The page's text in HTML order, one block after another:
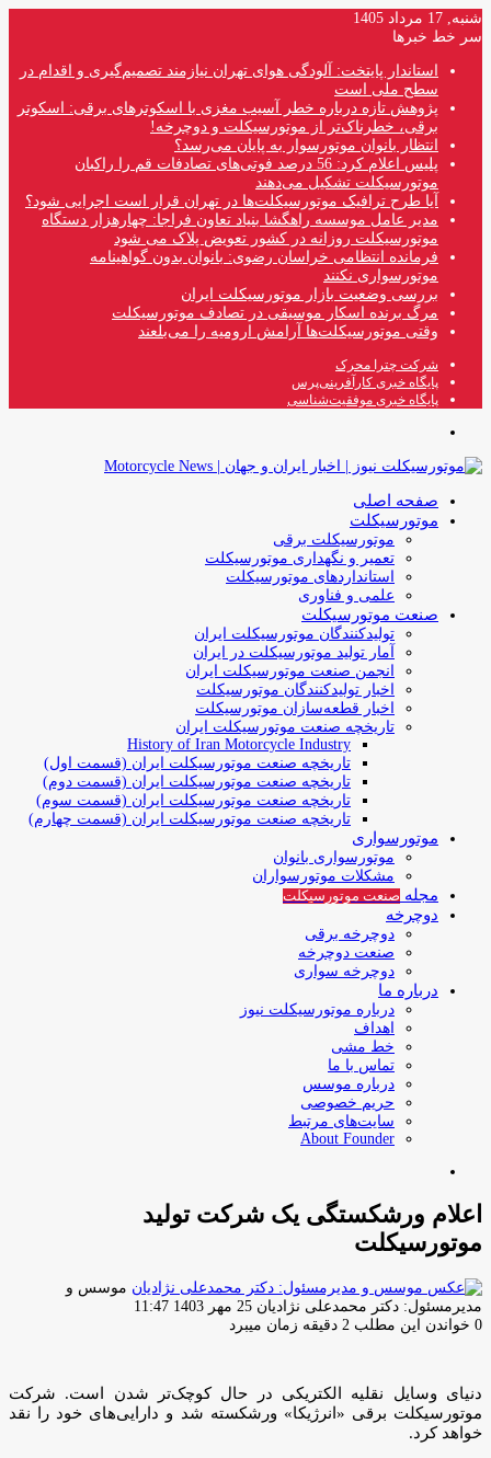
شنبه, 17 مرداد 1405
سر خط خبرها
استاندار پایتخت: آلودگی هوای تهران نیازمند تصمیم‌گیری و اقدام در
سطح ملی است
پژوهش تازه درباره خطر آسیب مغزی با اسکوترهای برقی: اسکوتر
برقی، خطرناک‌تر از موتورسیکلت و دوچرخه!
انتظار بانوان موتورسوار به پایان می‌رسد؟
پلیس اعلام کرد: 56 درصد فوتی‌های تصادفات قم را راکبان
موتورسیکلت تشکیل می‌دهند
آیا طرح ترافیک موتورسیکلت‌ها در تهران قرار است اجرایی شود؟
مدیر عامل موسسه راهگشا بنیاد تعاون فراجا: چهارهزار دستگاه
موتورسیکلت روزانه در کشور تعویض پلاک می شود
فرمانده انتظامی خراسان رضوی: بانوان بدون گواهینامه
موتورسواری نکنند
بررسی وضعیت بازار موتورسیکلت ایران
مرگ برنده اسکار موسیقی در تصادف موتورسیکلت
وقتی موتورسیکلت‌ها آرامش ارومیه را می‌بلعند
شرکت چترا محرک
پایگاه خبری کارآفرینی‌پرس
پایگاه خبری موفقیت‌شناسی
صفحه اصلی
موتورسیکلت
موتورسیکلت برقی
تعمیر و نگهداری موتورسیکلت
استانداردهای موتورسیکلت
علمی و فناوری
صنعت موتورسیکلت
تولیدکنندگان موتورسیکلت ایران
آمار تولید موتورسیکلت در ایران
انجمن صنعت موتورسیکلت ایران
اخبار تولیدکنندگان موتورسیکلت
اخبار قطعه‌سازان موتورسیکلت
تاریخچه صنعت موتورسیکلت ایران
History of Iran Motorcycle Industry
تاریخچه صنعت موتورسیکلت ایران (قسمت اول)
تاریخچه صنعت موتورسیکلت ایران (قسمت دوم)
تاریخچه صنعت موتورسیکلت ایران (قسمت سوم)
تاریخچه صنعت موتورسیکلت ایران (قسمت چهارم)
موتورسواری
موتورسواری بانوان
مشکلات موتورسواران
مجله صنعت موتورسیکلت
دوچرخه
دوچرخه برقی
صنعت دوچرخه
دوچرخه سواری
درباره ما
درباره موتورسیکلت نیوز
اهداف
خط مشی
تماس با ما
درباره موسس
حریم خصوصی
سایت‌های مرتبط
About Founder
اعلام ورشکستگی یک شرکت تولید
موتورسیکلت
موسس و
مدیرمسئول: دکتر محمدعلی نژادیان ارسال
ایمیل
25 مهر 1403 11:47
0 خواندن این مطلب 2 دقیقه زمان میبرد
دنیای وسایل نقلیه الکتریکی در حال کوچک‌تر شدن است. شرکت
موتورسیکلت برقی «انرژیکا» ورشکسته شد و دارایی‌های خود را نقد
خواهد کرد.